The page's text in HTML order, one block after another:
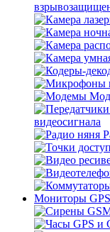
видеосигнала
Мониторы